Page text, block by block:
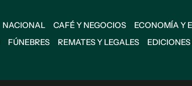
NACIONAL CAFÉ Y NEGOCIOS ECONOMÍA Y
FÚNEBRES REMATES Y LEGALES